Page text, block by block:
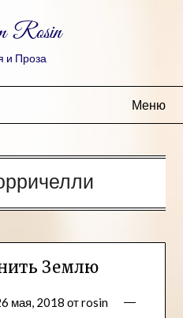
Rosin
и Проза
Меню
Землю
мая, 2018 отrosin